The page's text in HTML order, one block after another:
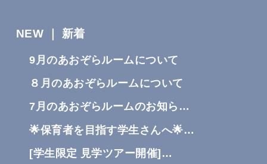
NEW ｜ 新着
9月のあおぞらルームについて
８月のあおぞらルームについて
7月のあおぞらルームのお知ら…
🌟保育者を目指す学生さんへ🌟…
[学生限定 見学ツアー開催]…